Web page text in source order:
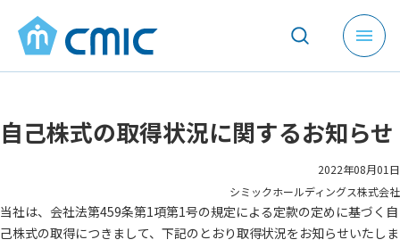
メ
ニ
を
開
く
自己株式の取得状況に関するお知らせ
2022年08月01日
シミックホールディングス株式会社
当社は、会社法第459条第1項第1号の規定による定款の定めに基づく自
己株式の取得につきまして、下記のとおり取得状況をお知らせいたしま